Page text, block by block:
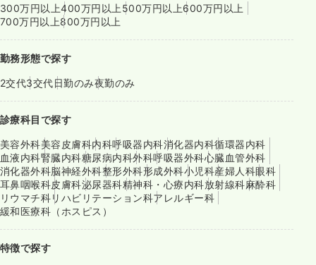
300万円以上400万円以上 500万円以上600万円以上
700万円以上800万円以上
勤務形態で探す
2交代3交代日勤のみ夜勤のみ
診療科目で探す
美容外科美容皮膚科内科呼吸器内科消化器内科循環器内科
血液内科腎臓内科糖尿病内科外科呼吸器外科心臓血管外科
消化器外科脳神経外科整形外科形成外科小児科産婦人科眼科
耳鼻咽喉科皮膚科泌尿器科精神科・心療内科放射線科麻酔科
リウマチ科リハビリテーション科アレルギー科
緩和医療科（ホスピス）
特徴で探す